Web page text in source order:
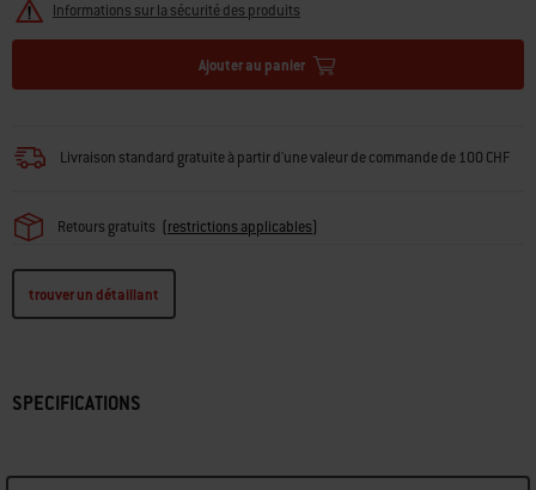
Informations sur la sécurité des produits
Ajouter au panier
Livraison standard gratuite à partir d'une valeur de commande de 100 CHF
Retours gratuits (restrictions applicables)
trouver un détaillant
SPECIFICATIONS